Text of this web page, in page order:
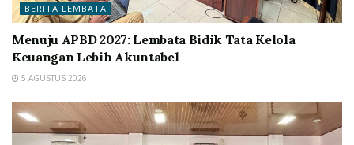
BERITA LEMBATA
Menuju APBD 2027: Lembata Bidik Tata Kelola
Keuangan Lebih Akuntabel
5 AGUSTUS 2026